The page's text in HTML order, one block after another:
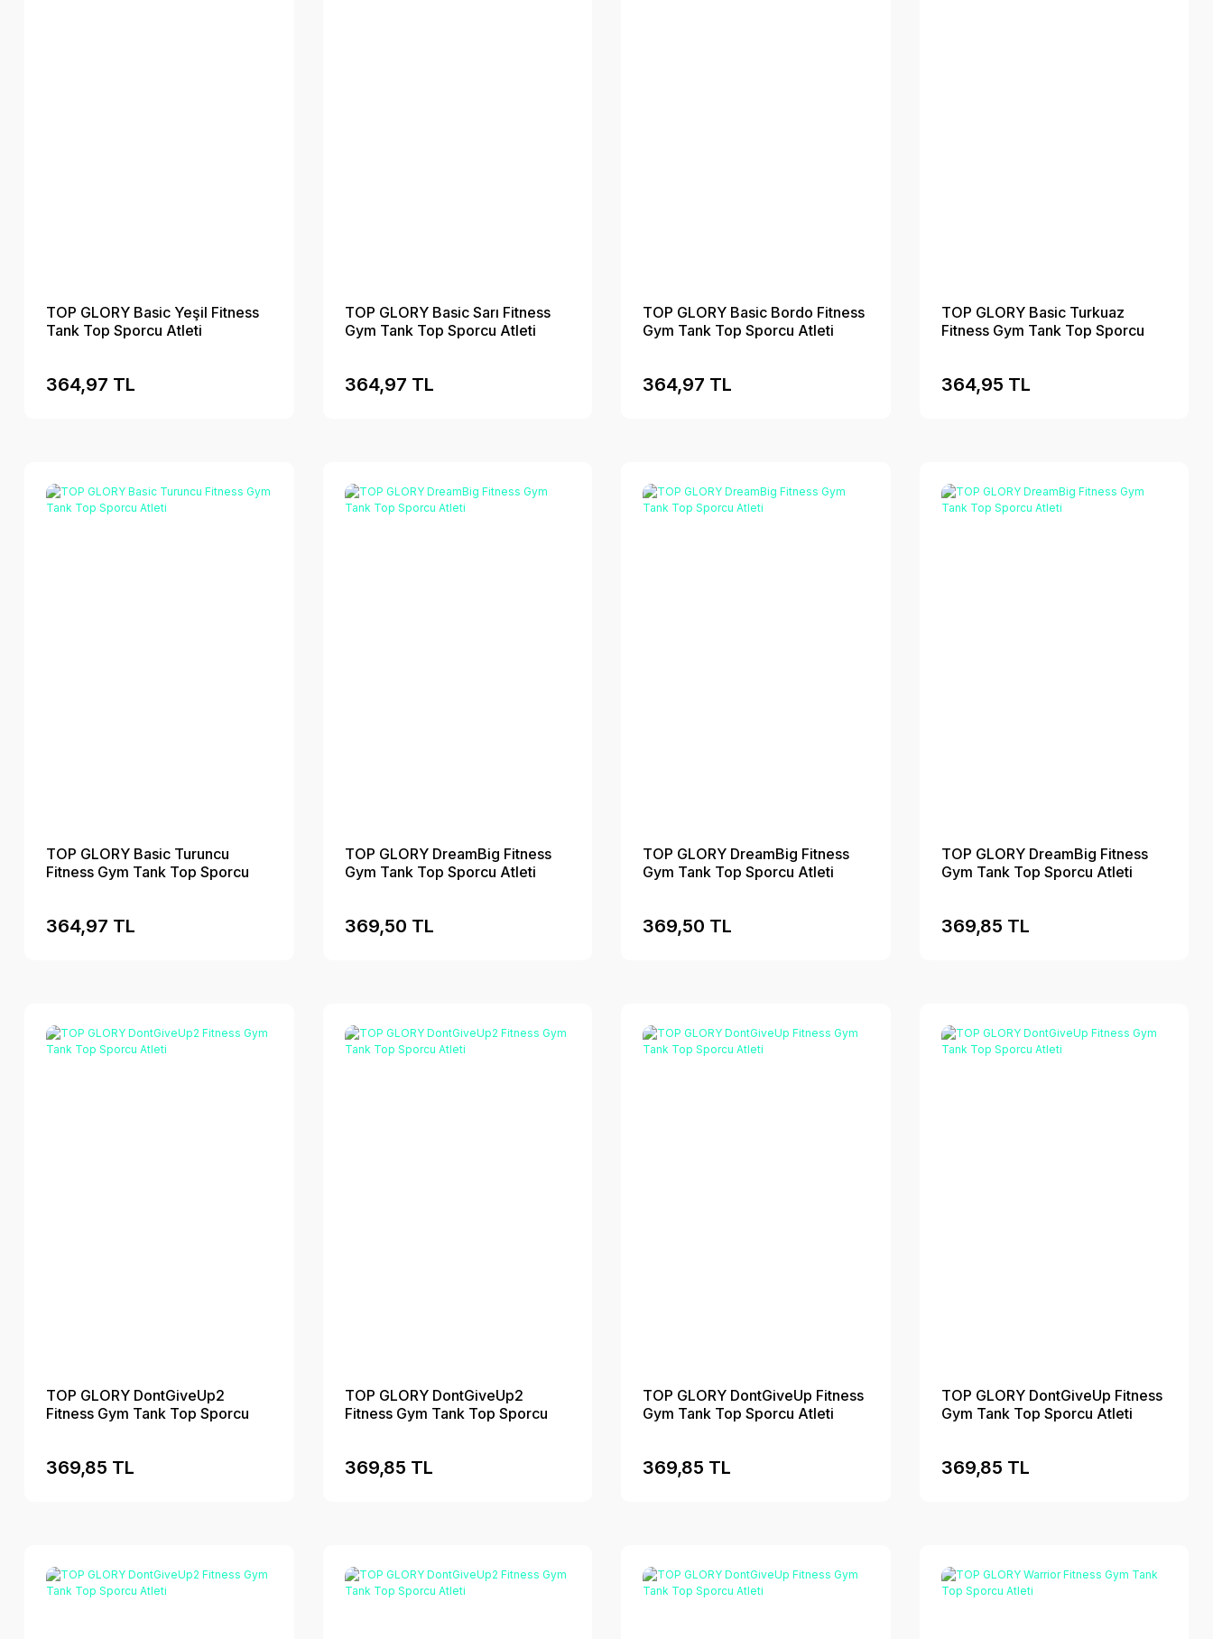
TOP GLORY Basic Yeşil Fitness
Tank Top Sporcu Atleti
364,97 TL
TOP GLORY Basic Sarı Fitness
Gym Tank Top Sporcu Atleti
364,97 TL
TOP GLORY Basic Bordo Fitness
Gym Tank Top Sporcu Atleti
364,97 TL
TOP GLORY Basic Turkuaz
Fitness Gym Tank Top Sporcu
364,95 TL
TOP GLORY Basic Turuncu
Fitness Gym Tank Top Sporcu
364,97 TL
TOP GLORY DreamBig Fitness
Gym Tank Top Sporcu Atleti
369,50 TL
TOP GLORY DreamBig Fitness
Gym Tank Top Sporcu Atleti
369,50 TL
TOP GLORY DreamBig Fitness
Gym Tank Top Sporcu Atleti
369,85 TL
TOP GLORY DontGiveUp2
Fitness Gym Tank Top Sporcu
369,85 TL
TOP GLORY DontGiveUp2
Fitness Gym Tank Top Sporcu
369,85 TL
TOP GLORY DontGiveUp Fitness
Gym Tank Top Sporcu Atleti
369,85 TL
TOP GLORY DontGiveUp Fitness
Gym Tank Top Sporcu Atleti
369,85 TL